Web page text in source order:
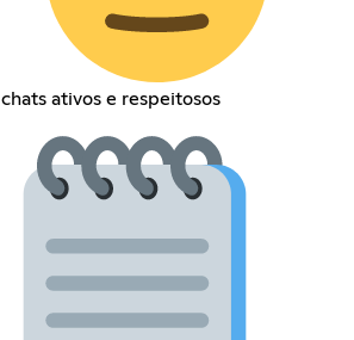
chats ativos e respeitosos